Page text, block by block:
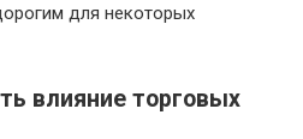
для некоторых
влияние торговых